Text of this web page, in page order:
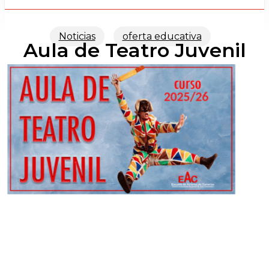
Noticias oferta educativa
Aula de Teatro Juvenil
2025/26